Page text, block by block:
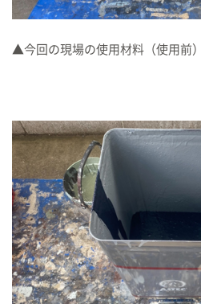
▲今回の現場の使用材料（使用前）